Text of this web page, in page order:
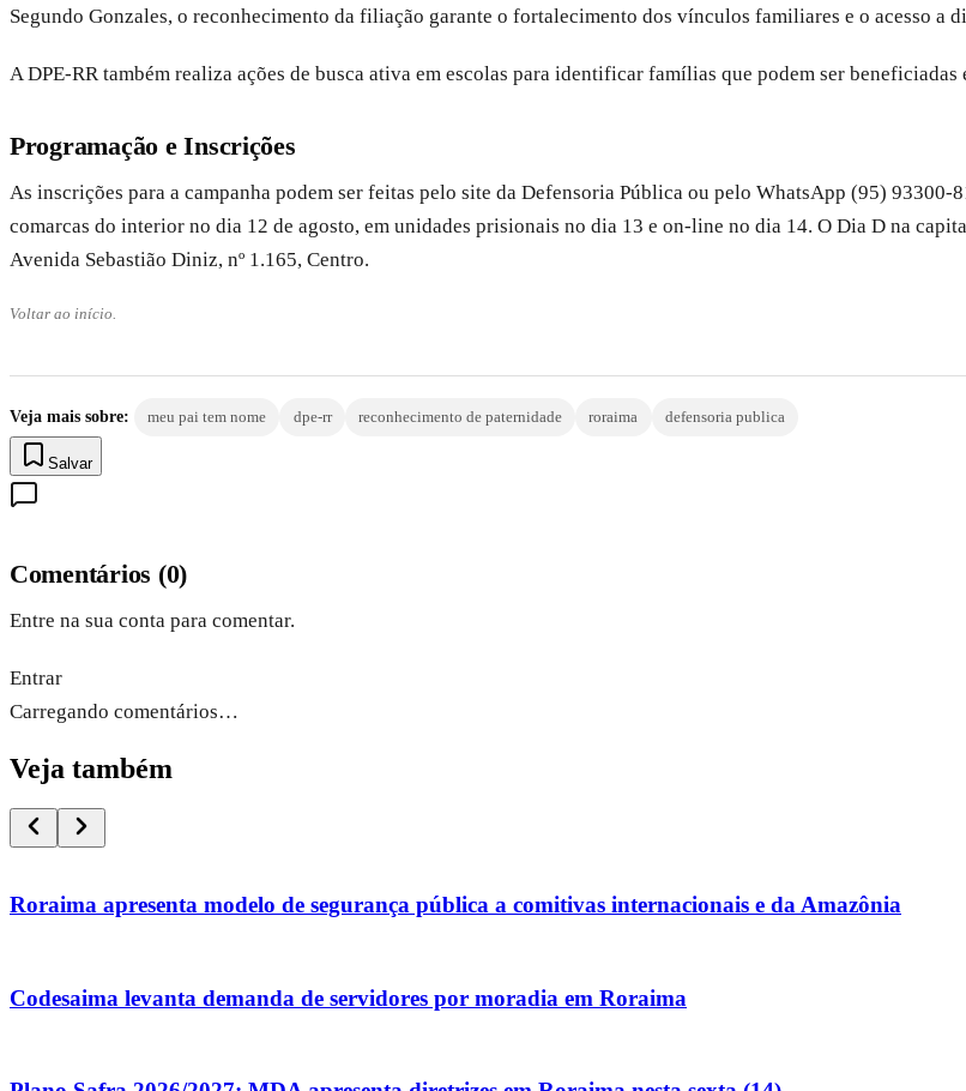
Segundo Gonzales, o reconhecimento da filiação garante o fortalecimento dos vínculos familiares e o acesso a
A DPE-RR também realiza ações de busca ativa em escolas para identificar famílias que podem ser
Programação e Inscrições
As inscrições para a campanha podem ser feitas pelo site da Defensoria Pública ou pelo WhatsApp (95)
comarcas do interior no dia 12 de agosto, em unidades prisionais no dia 13 e on-line no dia 14. O Dia D na
Avenida Sebastião Diniz, nº 1.165, Centro.
Voltar ao início.
Veja mais sobre: meu pai tem nome dpe-rr reconhecimento de paternidade roraima defensoria publica
Salvar
Comentários (0)
Entre na sua conta para comentar.
Entrar
Carregando comentários…
Veja também
Roraima apresenta modelo de segurança pública a comitivas internacionais e da Amazônia
Codesaima levanta demanda de servidores por moradia em Roraima